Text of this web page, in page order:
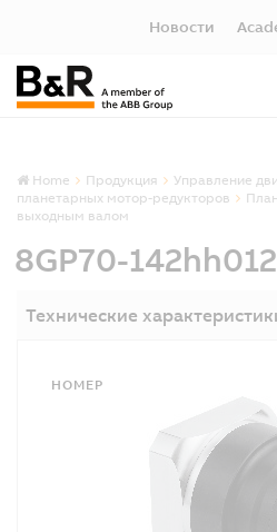
Новости
Home Продукция Управление
планетарных мотор-редукторов
выходным валом
8GP70-
Технические
НОМЕР